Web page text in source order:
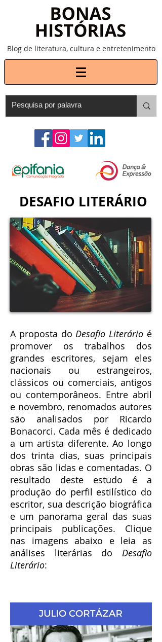
Blog de literatura, cultura e entretenimento
DESAFIO LITERÁRIO
A proposta doDesafio Literário é
promover os trabalhos dos
grandes escritores, sejam eles
nacionais ou estrangeiros,
clássicos ou comerciais, antigos
ou contemporâneos. Entre abril
e novembro, renomados autores
são analisados por Ricardo
Bonacorci. Cada mês é dedicado
a um artista diferente. Ao longo
dos trinta dias, suas principais
obras são lidas e comentadas. O
resultado deste estudo é a
produção do perfil estilístico do
escritor, sua descrição biográfica
e um panorama geral das suas
principais publicações. Clique
nas imagens abaixo e leia as
análises literárias do Desafio
Literário: